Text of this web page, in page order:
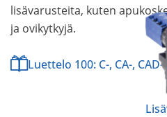
lisävarusteita, kuten
ja ovikytkyjä.
Luettelo 100: C-, CA-,